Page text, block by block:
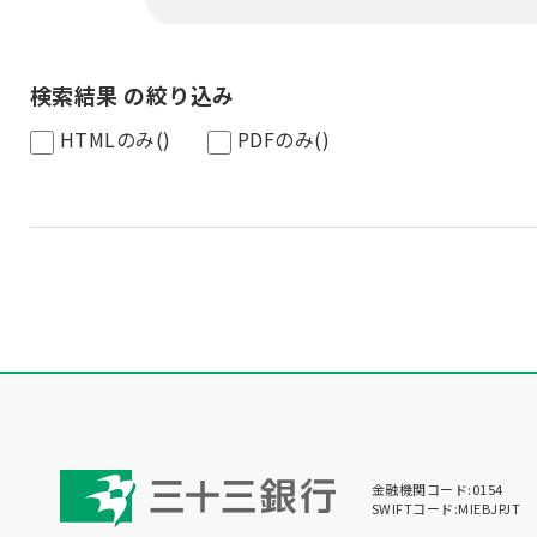
検索結果 の絞り込み
HTMLのみ() PDFのみ()
金融機関コード:0154
SWIFTコード:MIEBJPJT